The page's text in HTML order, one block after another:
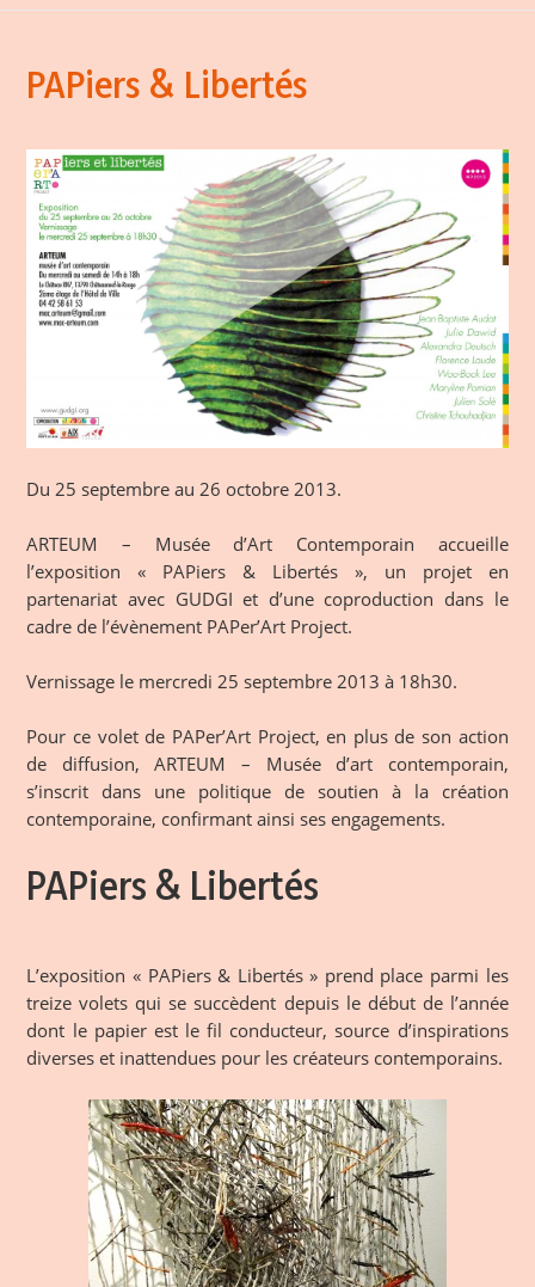
PAPiers & Libertés
Du 25 septembre au 26 octobre 2013.
ARTEUM – Musée d’Art Contemporain accueille
l’exposition « PAPiers & Libertés », un projet en
partenariat avec GUDGI et d’une coproduction dans le
cadre de l’évènement PAPer’Art Project.
Vernissage le mercredi 25 septembre 2013 à 18h30.
Pour ce volet de PAPer’Art Project, en plus de son action
de diffusion, ARTEUM – Musée d’art contemporain,
s’inscrit dans une politique de soutien à la création
contemporaine, confirmant ainsi ses engagements.
PAPiers & Libertés
L’exposition « PAPiers & Libertés » prend place parmi les
treize volets qui se succèdent depuis le début de l’année
dont le papier est le fil conducteur, source d’inspirations
diverses et inattendues pour les créateurs contemporains.